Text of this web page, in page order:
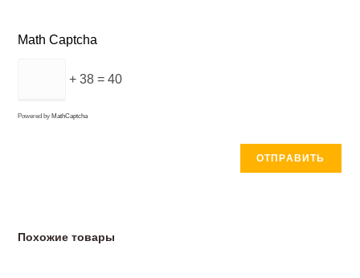
Math Captcha
+ 38 = 40
Powered by MathCaptcha
Похожие товары